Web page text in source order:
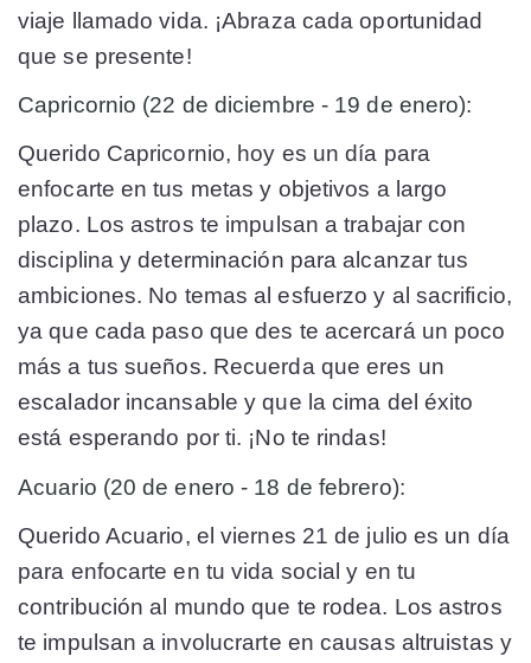
viaje llamado vida. ¡Abraza cada oportunidad
que se presente!
Capricornio (22 de diciembre - 19 de enero):
Querido Capricornio, hoy es un día para
enfocarte en tus metas y objetivos a largo
plazo. Los astros te impulsan a trabajar con
disciplina y determinación para alcanzar tus
ambiciones. No temas al esfuerzo y al sacrificio,
ya que cada paso que des te acercará un poco
más a tus sueños. Recuerda que eres un
escalador incansable y que la cima del éxito
está esperando por ti. ¡No te rindas!
Acuario (20 de enero - 18 de febrero):
Querido Acuario, el viernes 21 de julio es un día
para enfocarte en tu vida social y en tu
contribución al mundo que te rodea. Los astros
te impulsan a involucrarte en causas altruistas y